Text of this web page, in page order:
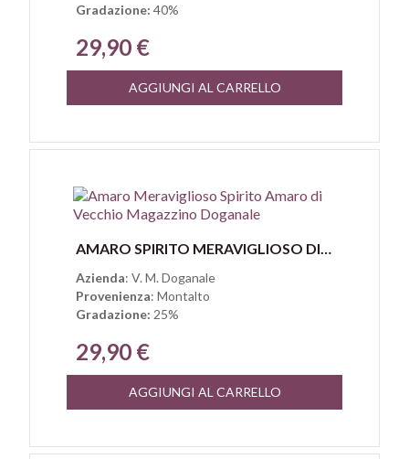
Gradazione: 40%
29,90 €
AGGIUNGI AL CARRELLO
Anteprima AMARO SPIRITO MERAVIGLIOSO DI VECCHIO MAGAZZINO DOGANALE
Azienda: V. M. Doganale
Provenienza: Montalto
Gradazione: 25%
29,90 €
AGGIUNGI AL CARRELLO